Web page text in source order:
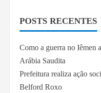
POSTS RECENTES
Como a guerra no Iêmen
Arábia Saudita
Prefeitura realiza ação
Belford Roxo